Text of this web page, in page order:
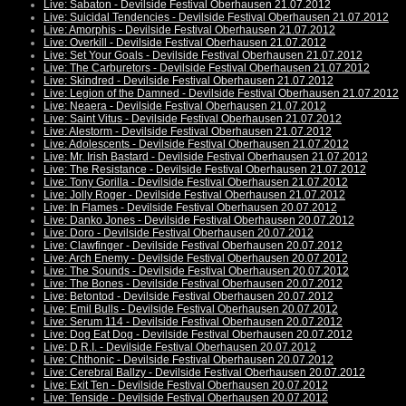
Live: Sabaton - Devilside Festival Oberhausen 21.07.2012
Live: Suicidal Tendencies - Devilside Festival Oberhausen 21.07.2012
Live: Amorphis - Devilside Festival Oberhausen 21.07.2012
Live: Overkill - Devilside Festival Oberhausen 21.07.2012
Live: Set Your Goals - Devilside Festival Oberhausen 21.07.2012
Live: The Carburetors - Devilside Festival Oberhausen 21.07.2012
Live: Skindred - Devilside Festival Oberhausen 21.07.2012
Live: Legion of the Damned - Devilside Festival Oberhausen 21.07.2012
Live: Neaera - Devilside Festival Oberhausen 21.07.2012
Live: Saint Vitus - Devilside Festival Oberhausen 21.07.2012
Live: Alestorm - Devilside Festival Oberhausen 21.07.2012
Live: Adolescents - Devilside Festival Oberhausen 21.07.2012
Live: Mr. Irish Bastard - Devilside Festival Oberhausen 21.07.2012
Live: The Resistance - Devilside Festival Oberhausen 21.07.2012
Live: Tony Gorilla - Devilside Festival Oberhausen 21.07.2012
Live: Jolly Roger - Devilside Festival Oberhausen 21.07.2012
Live: In Flames - Devilside Festival Oberhausen 20.07.2012
Live: Danko Jones - Devilside Festival Oberhausen 20.07.2012
Live: Doro - Devilside Festival Oberhausen 20.07.2012
Live: Clawfinger - Devilside Festival Oberhausen 20.07.2012
Live: Arch Enemy - Devilside Festival Oberhausen 20.07.2012
Live: The Sounds - Devilside Festival Oberhausen 20.07.2012
Live: The Bones - Devilside Festival Oberhausen 20.07.2012
Live: Betontod - Devilside Festival Oberhausen 20.07.2012
Live: Emil Bulls - Devilside Festival Oberhausen 20.07.2012
Live: Serum 114 - Devilside Festival Oberhausen 20.07.2012
Live: Dog Eat Dog - Devilside Festival Oberhausen 20.07.2012
Live: D.R.I. - Devilside Festival Oberhausen 20.07.2012
Live: Chthonic - Devilside Festival Oberhausen 20.07.2012
Live: Cerebral Ballzy - Devilside Festival Oberhausen 20.07.2012
Live: Exit Ten - Devilside Festival Oberhausen 20.07.2012
Live: Tenside - Devilside Festival Oberhausen 20.07.2012